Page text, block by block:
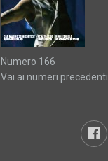
Numero 166
Vai ai numeri precedenti